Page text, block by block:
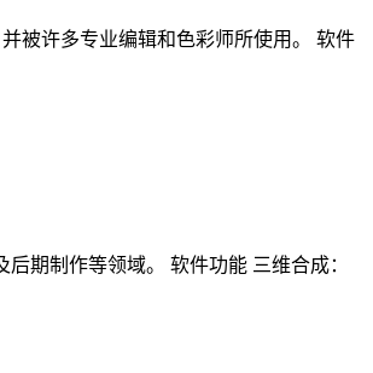
被许多专业编辑和色彩师所使用。 软件
期制作等领域。 软件功能 三维合成：